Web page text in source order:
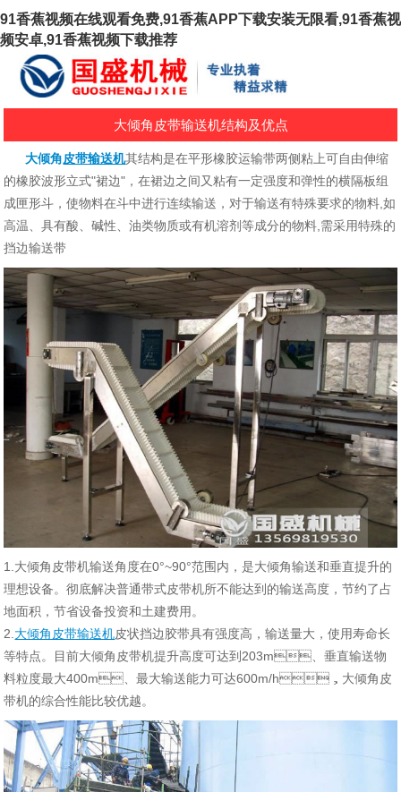
91香蕉视频在线观看免费,91香蕉APP下载安装无限看,91香蕉视
频安卓,91香蕉视频下载推荐
大倾角皮带输送机结构及优点
大倾角皮带输送机其结构是在平形橡胶运输带两侧粘上可自由伸缩
的橡胶波形立式"裙边"，在裙边之间又粘有一定强度和弹性的横隔板组
成匣形斗，使物料在斗中进行连续输送，对于输送有特殊要求的物料,如
高温、具有酸、碱性、油类物质或有机溶剂等成分的物料,需采用特殊的
挡边输送带
1.大倾角皮带机输送角度在0°~90°范围内，是大倾角输送和垂直提升的
理想设备。彻底解决普通带式皮带机所不能达到的输送高度，节约了占
地面积，节省设备投资和土建费用。
2.大倾角皮带输送机皮状挡边胶带具有强度高，输送量大，使用寿命长
等特点。目前大倾角皮带机提升高度可达到203m、垂直输送物
料粒度最大400m、最大输送能力可达600m/h，大倾角皮
带机的综合性能比较优越。